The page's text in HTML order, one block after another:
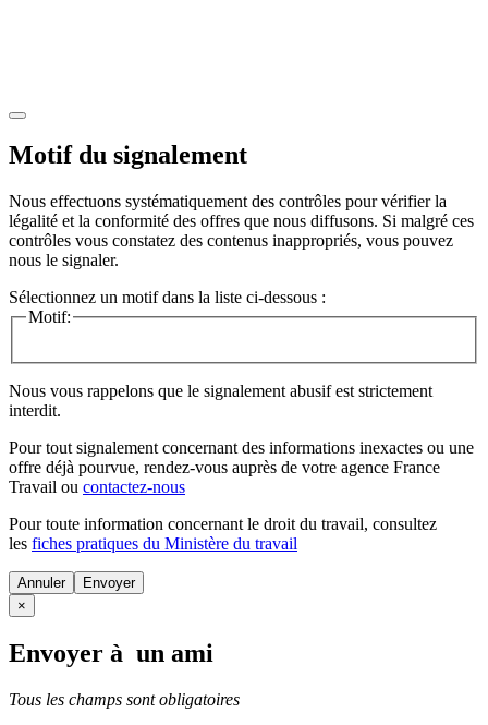
Motif du signalement
Nous effectuons systématiquement des contrôles pour vérifier la
légalité et la conformité des offres que nous diffusons. Si malgré ces
contrôles vous constatez des contenus inappropriés, vous pouvez
nous le signaler.
Sélectionnez un motif dans la liste ci-dessous :
Motif:
Nous vous rappelons que le signalement abusif est strictement
interdit.
Pour tout signalement concernant des informations inexactes ou une
offre déjà pourvue, rendez-vous auprès de votre agence France
Travail ou contactez-nous
Pour toute information concernant le droit du travail, consultez
les fiches pratiques du Ministère du travail
Annuler
×
Envoyer à un ami
Tous les champs sont obligatoires